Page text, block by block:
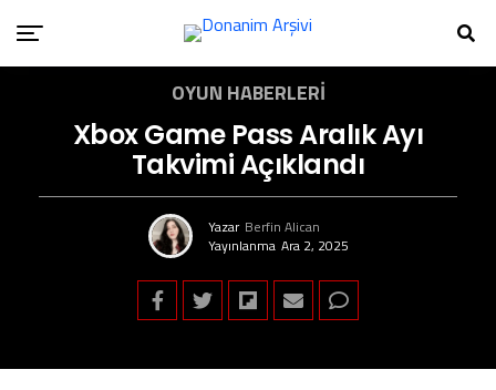
OYUN HABERLERI
Xbox Game Pass Aralık Ayı
Takvimi Açıklandı
Yazar Berfin Alican
Yayınlanma Ara 2, 2025